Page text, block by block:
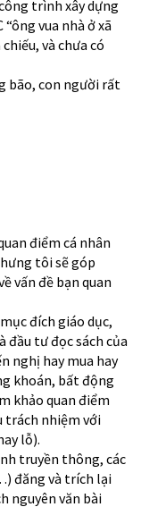
trình xây dựng
vua nhà ở xã
và chưa có
bão, con người rất
điểm cá nhân
tôi sẽ góp
vấn đề bạn quan
đích giáo dục,
đầu tư đọc sách của
nghị hay mua hay
khoán, bất động
khảo quan điểm
trách nhiệm với
lỗ).
truyền thông, các
đăng và trích lại
nguyên văn bài